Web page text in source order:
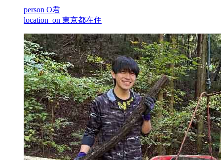
person O君
location_on 東京都在住